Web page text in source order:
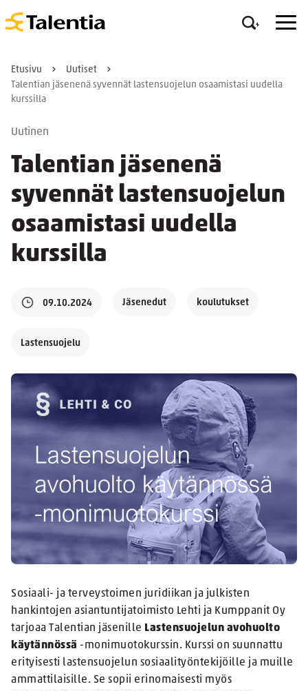
Etusivu
Uutiset
Talentian jäsenenä syvennät lastensuojelun osaamistasi uudella
kurssilla
Uutinen
Talentian jäsenenä
syvennät lastensuojelun
osaamistasi uudella
kurssilla
09.10.2024 Jäsenedut koulutukset
Lastensuojelu
Sosiaali- ja terveystoimen juridiikan ja julkisten
hankintojen asiantuntijatoimisto Lehti ja Kumppanit Oy
tarjoaa Talentian jäsenille Lastensuojelun avohuolto
käytännössä -monimuotokurssin. Kurssi on suunnattu
erityisesti lastensuojelun sosiaalityöntekijöille ja muille
ammattilaisille. Se sopii erinomaisesti myös